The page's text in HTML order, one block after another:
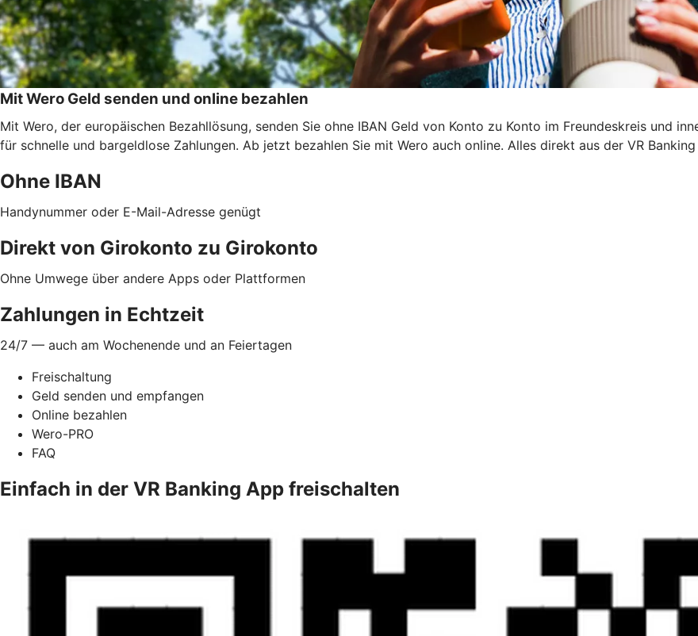
Mit Wero Geld senden und online bezahlen
Mit Wero, der europäischen Bezahllösung, senden Sie ohne IBAN Geld von Konto zu Konto im Freundeskreis und
für schnelle und bargeldlose Zahlungen. Ab jetzt bezahlen Sie mit Wero auch online. Alles direkt aus der VR
Ohne IBAN
Handynummer oder E-Mail-Adresse genügt
Direkt von Girokonto zu Girokonto
Ohne Umwege über andere Apps oder Plattformen
Zahlungen in Echtzeit
24/7 — auch am Wochenende und an Feiertagen
Freischaltung
Geld senden und empfangen
Online bezahlen
Wero-PRO
FAQ
Einfach in der VR Banking App freischalten